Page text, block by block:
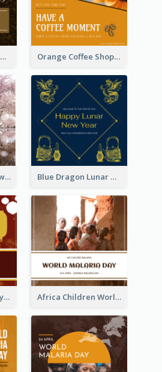
Coffee Shop Drinks Discount Instagram Post Orange Coffee Shop Instagram Post
Cherry Blossom New Arrival Instagram Post Blue Dragon Lunar New Year Instagram Post
Red Lanterns Happy Lunar New Year Instagram Post Africa Children World Malaria Day Instagram Post